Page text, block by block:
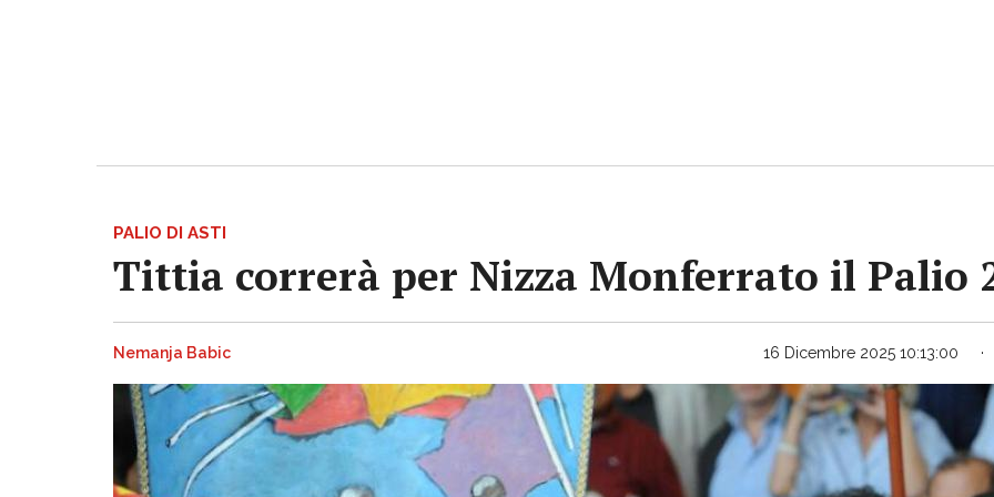
PALIO DI ASTI
Tittia correrà per Nizza Monferrato il Palio
Nemanja Babic 16 Dicembre 2025 10:13:00